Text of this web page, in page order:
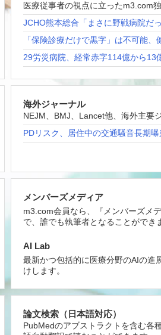
医療従事者の視点に立ったm3.com独
JCHO熊本総合「まさに野戦病院だっ
「保険診療だけで黒字」は不可能、
29労災病院、経常赤字114億から13
海外ジャーナル
NEJM、BMJ、Lancet他、海外主要
PDリスク、居住中の交通騒音長期
メンバーズメディア
m3.com会員なら、『メンバーズメ
で、誰でも執筆者となることができ
AI Lab
最新かつ包括的に医療分野のAIの進
けします。
論文検索（日本語対応）
PubMedのアブストラクトを含む各